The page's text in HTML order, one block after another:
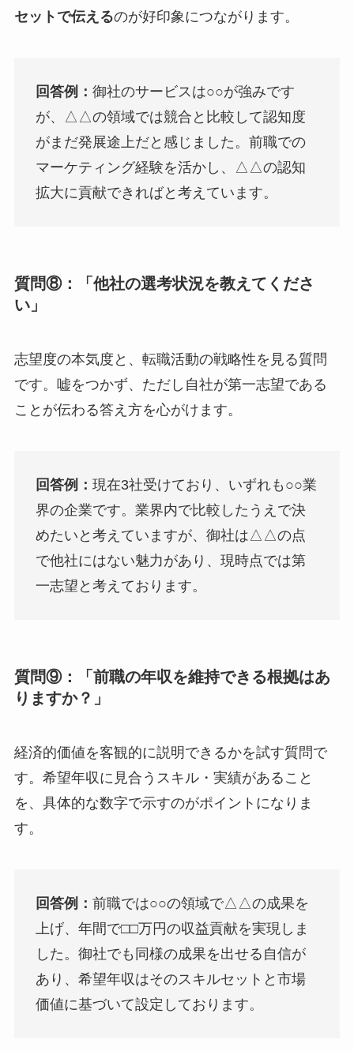
セットで伝えるのが好印象につながります。
回答例： 御社のサービスは○○が強みです
が、△△の領域では競合と比較して認知度
がまだ発展途上だと感じました。前職での
マーケティング経験を活かし、△△の認知
拡大に貢献できればと考えています。
質問⑧：「他社の選考状況を教えてくださ
い」
志望度の本気度と、転職活動の戦略性を見る質問
です。嘘をつかず、ただし自社が第一志望である
ことが伝わる答え方を心がけます。
回答例： 現在3社受けており、いずれも○○業
界の企業です。業界内で比較したうえで決
めたいと考えていますが、御社は△△の点
で他社にはない魅力があり、現時点では第
一志望と考えております。
質問⑨：「前職の年収を維持できる根拠はあ
りますか？」
経済的価値を客観的に説明できるかを試す質問で
す。希望年収に見合うスキル・実績があること
を、具体的な数字で示すのがポイントになりま
す。
回答例： 前職では○○の領域で△△の成果を
上げ、年間で□□万円の収益貢献を実現しま
した。御社でも同様の成果を出せる自信が
あり、希望年収はそのスキルセットと市場
価値に基づいて設定しております。